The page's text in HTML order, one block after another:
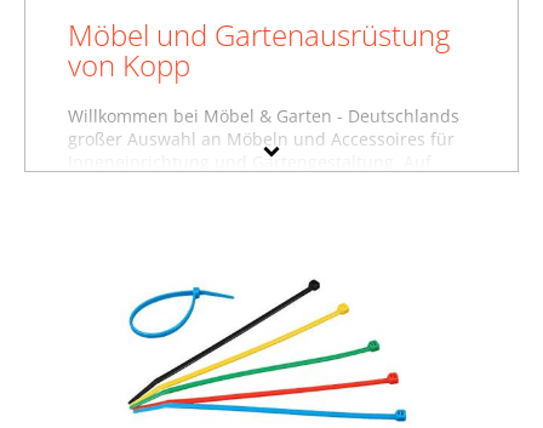
Möbel und Gartenausrüstung
von Kopp
Willkommen bei Möbel & Garten - Deutschlands
großer Auswahl an Möbeln und Accessoires für
Inneneinrichtung und Gartengestaltung. Auf
Vielleicht finden Sie es in einer unserer
Möbelfachabteilungen, zum Beispiel im Bereich
Baumarktartikel von Kopp
, unterGarderoben von
oder in der Abteilung für
Gartenausstattung von Kopp. Nutzen Sie auch die
Filter auf dieser Seite, um gezielt nach Produkten
in bestimmten Farben, Preisbereichen oder nach